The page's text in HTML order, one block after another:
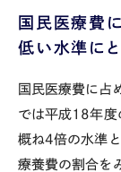
国民医療費
低い水準にと
国民医療費に占
では平成18年度
概ね4倍の水準
療養費の割合を